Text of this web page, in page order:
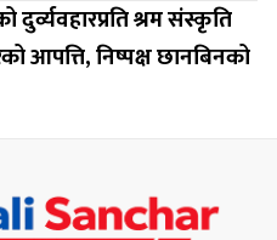
दुर्व्यवहारप्रति श्रम संस्कृति
आपत्ति, निष्पक्ष छानबिनको